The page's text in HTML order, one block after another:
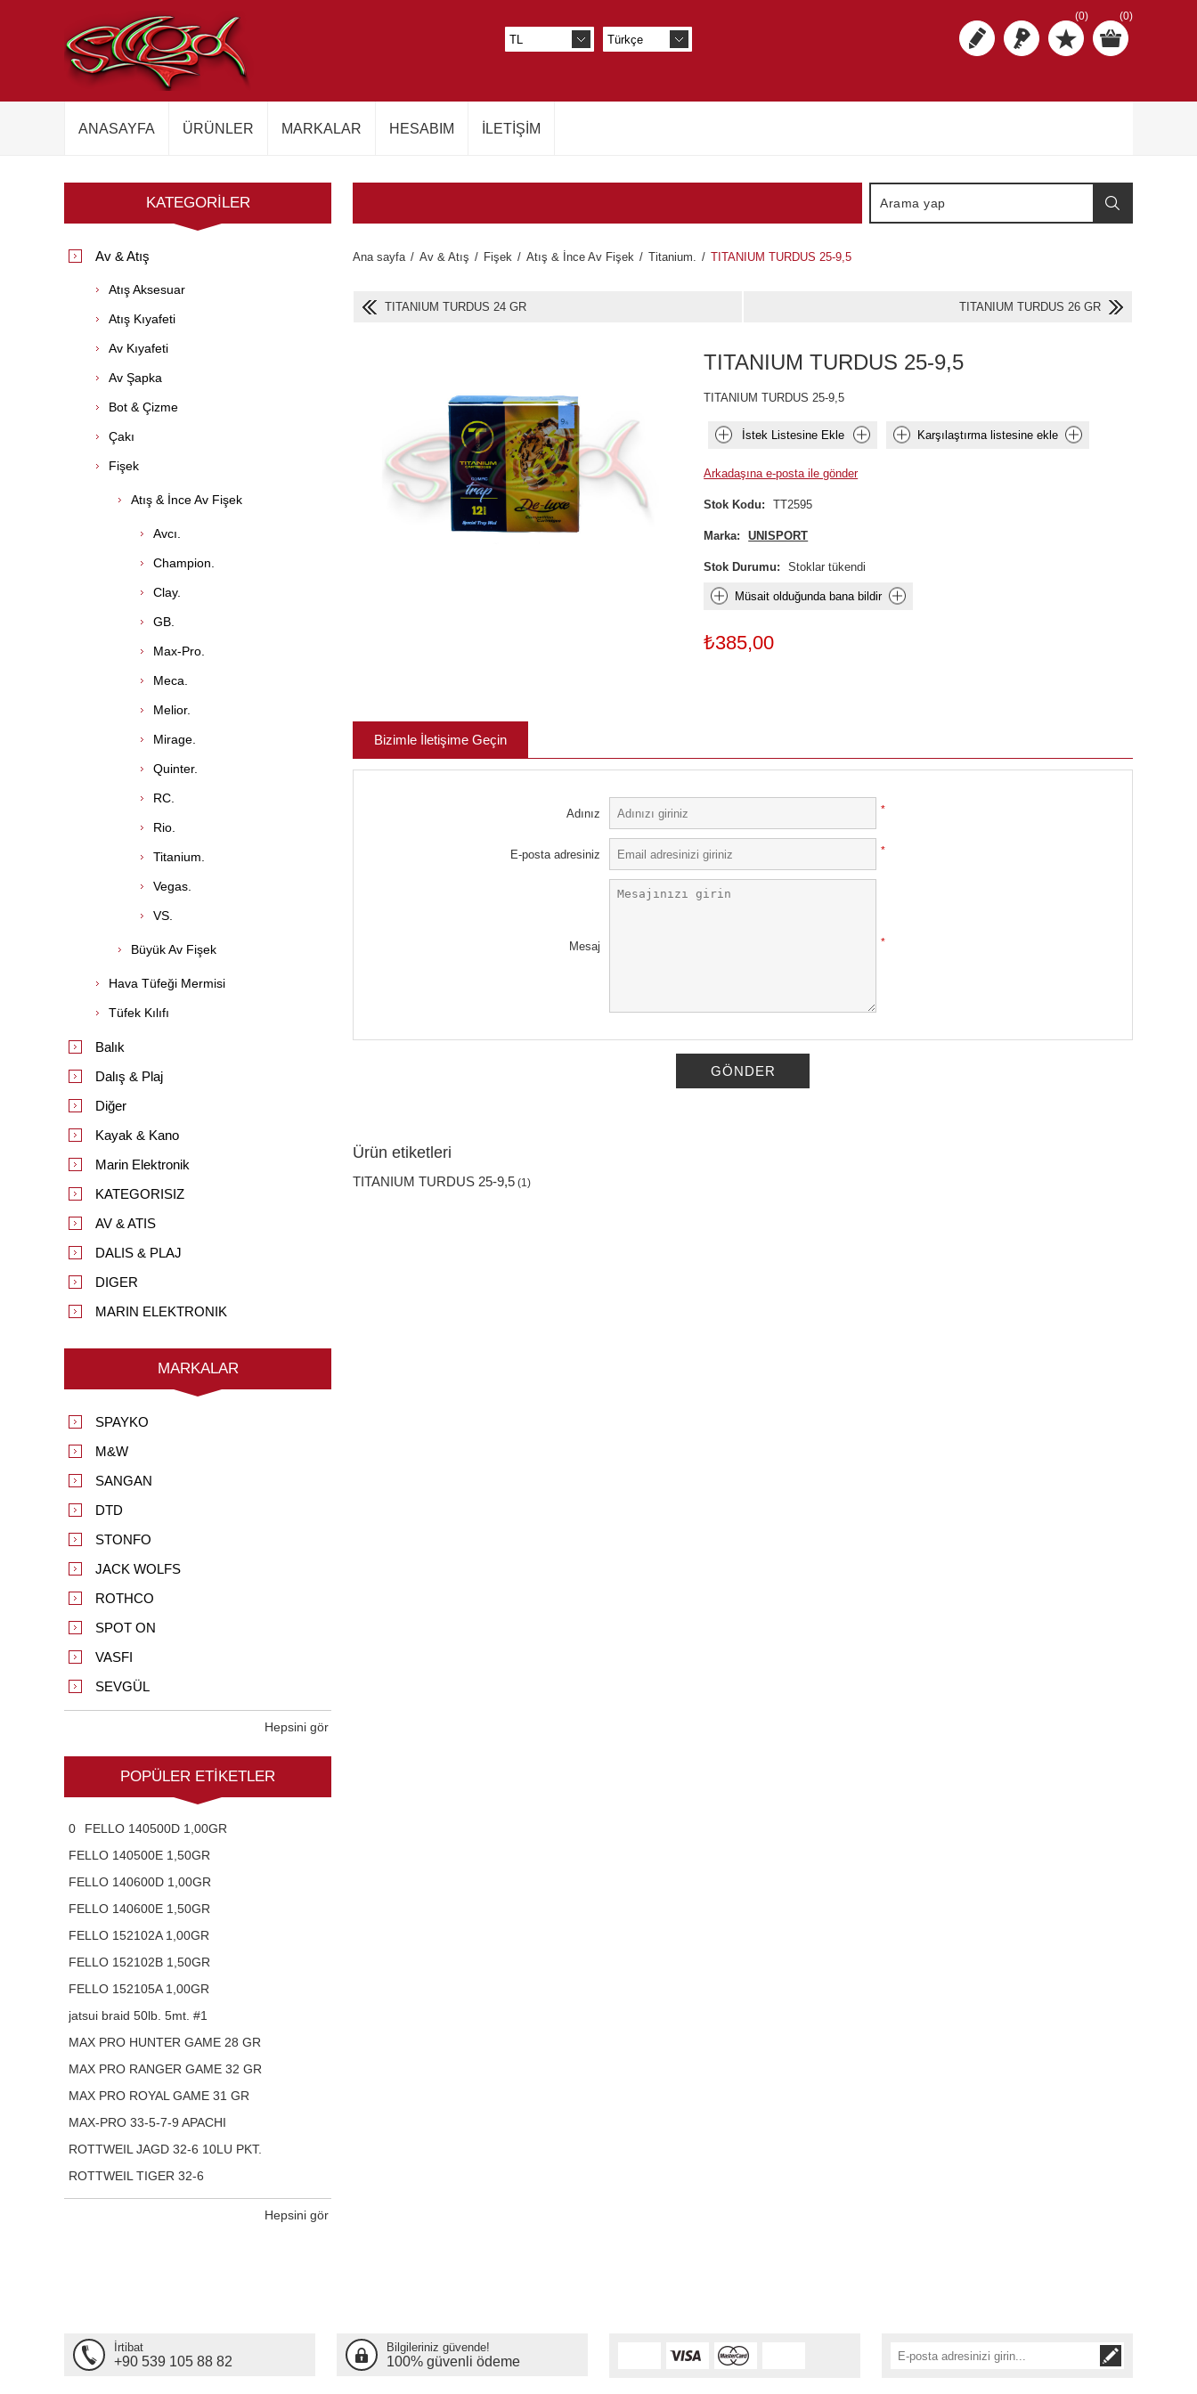
(0) (0)
ANASAYFA ÜRÜNLER MARKALAR HESABIM İLETIŞIM
Ana sayfa / Av & Atış / Fişek / Atış & İnce Av Fişek / Titanium. / TITANIUM TURDUS 25-9,5
TITANIUM TURDUS 24 GR TITANIUM TURDUS 26 GR
TITANIUM TURDUS 25-9,5
TITANIUM TURDUS 25-9,5
İstek Listesine Ekle Karşılaştırma listesine ekle
Arkadaşına e-posta ile gönder
Stok Kodu: TT2595
Marka: UNISPORT
Stok Durumu: Stoklar tükendi
Müsait olduğunda bana bildir
₺385,00
Bizimle İletişime Geçin
Adınız *
E-posta adresiniz *
Mesaj *
GÖNDER
Ürün etiketleri
TITANIUM TURDUS 25-9,5 (1)
KATEGORILER
Av & Atış
Atış Aksesuar
Atış Kıyafeti
Av Kıyafeti
Av Şapka
Bot & Çizme
Çakı
Fişek
Atış & İnce Av Fişek
Avcı.
Champion.
Clay.
GB.
Max-Pro.
Meca.
Melior.
Mirage.
Quinter.
RC.
Rio.
Titanium.
Vegas.
VS.
Büyük Av Fişek
Hava Tüfeği Mermisi
Tüfek Kılıfı
Balık
Dalış & Plaj
Diğer
Kayak & Kano
Marin Elektronik
KATEGORISIZ
AV & ATIS
DALIS & PLAJ
DIGER
MARIN ELEKTRONIK
MARKALAR
SPAYKO
M&W
SANGAN
DTD
STONFO
JACK WOLFS
ROTHCO
SPOT ON
VASFI
SEVGÜL
Hepsini gör
POPÜLER ETIKETLER
0
FELLO 140500D 1,00GR
FELLO 140500E 1,50GR
FELLO 140600D 1,00GR
FELLO 140600E 1,50GR
FELLO 152102A 1,00GR
FELLO 152102B 1,50GR
FELLO 152105A 1,00GR
jatsui braid 50lb. 5mt. #1
MAX PRO HUNTER GAME 28 GR
MAX PRO RANGER GAME 32 GR
MAX PRO ROYAL GAME 31 GR
MAX-PRO 33-5-7-9 APACHI
ROTTWEIL JAGD 32-6 10LU PKT.
ROTTWEIL TIGER 32-6
Hepsini gör
İrtibat
+90 539 105 88 82
Bilgileriniz güvende!
100% güvenli ödeme